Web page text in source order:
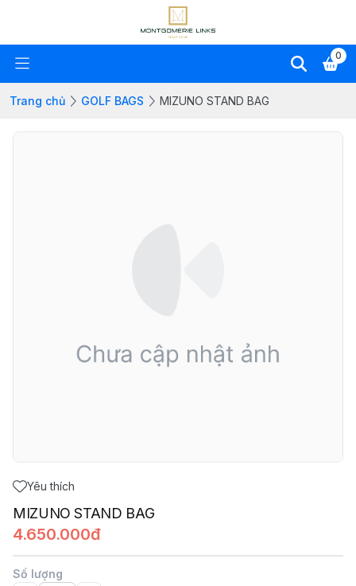
0
Trang chủ GOLF BAGS MIZUNO STAND BAG
Yêu thích
MIZUNO STAND BAG
4.650.000đ
Số lượng